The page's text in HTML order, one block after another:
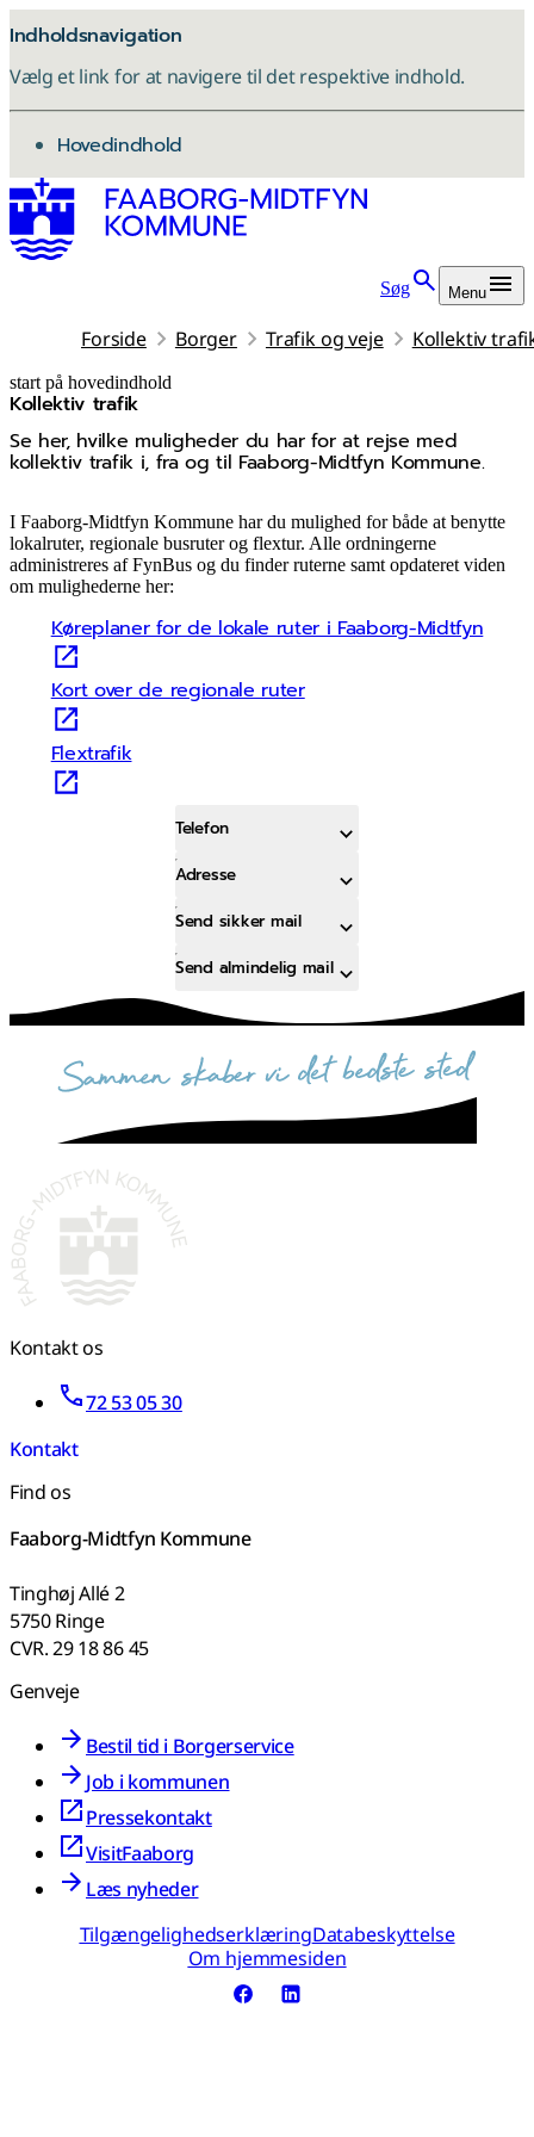
Indholdsnavigation
Vælg et link for at navigere til det respektive indhold.
gå til
Hovedindhold
Søg Menu
Forside Borger Trafik og veje Kollektiv
start på hovedindhold
Kollektiv trafik
Se her, hvilke muligheder du har for at rejse med
kollektiv trafik i, fra og til Faaborg-Midtfyn Kommune.
senest opdateret 4. februar 2026
I Faaborg-Midtfyn Kommune har du mulighed for både at benytte
lokalruter, regionale busruter og flextur. Alle ordningerne
administreres af FynBus og du finder ruterne samt opdateret viden
om mulighederne her:
Køreplaner for de lokale ruter i Faaborg-Midtfyn
Kort over de regionale ruter
Flextrafik
Telefon
Adresse
Send sikker mail
Send almindelig mail
sammen skaber vi det bedste sted
Kontakt os
72 53 05 30
Kontakt
Find os
Faaborg-Midtfyn Kommune
Tinghøj Allé 2
5750 Ringe
CVR. 29 18 86 45
Genveje
Bestil tid i Borgerservice
Job i kommunen
Pressekontakt
VisitFaaborg
Læs nyheder
TilgængelighedserklæringDatabeskyttelse
Om hjemmesiden